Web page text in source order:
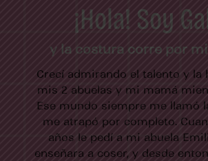
¡Hola! Soy
y la costura corre por
Crecí admirando el talento y la
mis 2 abuelas y mi mamá
Ese mundo siempre me llamó
me atrapó por completo.
años le pedí a mi abuela
enseñara a coser, y desde